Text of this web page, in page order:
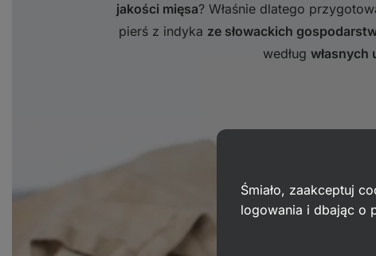
jakości mięsa? Właśnie dlatego
pierś z indyka ze słowackich
według własnych
Śmiało, zaakceptuj
logowania i dbając o